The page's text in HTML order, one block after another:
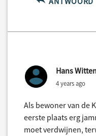
Hans
4 years ago
Als bewoner van de
eerste plaats erg
moet verdwijnen,